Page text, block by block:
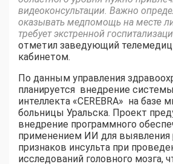
видеоконсультации. Важно
оказывать медпомощь на месте
требует экстренной
отметил заведующий
кабинетом.
По данным управления
планируется внедрение
интеллекта «CEREBRA» на базе
больницы Уральска. Проект
внедрение программного
применением ИИ для выявления
признаков инсульта при
исследований головного мозга,